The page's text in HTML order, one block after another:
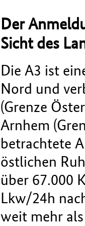
Der
Sicht des
Die A3 ist
Nord und
(Grenze
Arnhem
betrachtete
östlichen
über 67.000
Lkw/24h
weit mehr